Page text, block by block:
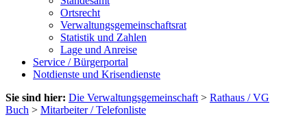
Ortsrecht
Verwaltungsgemeinschaftsrat
Statistik und Zahlen
Lage und Anreise
Service / Bürgerportal
Notdienste und Krisendienste
Sie sind hier: Die Verwaltungsgemeinschaft > Rathaus / VG
Buch > Mitarbeiter / Telefonliste